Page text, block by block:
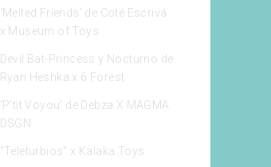
‘Melted Friends’ de Coté Escrivá
x Museum of Toys
Devil Bat-Princess y Nocturno de
Ryan Heshka x 6 Forest
‘P’tit Voyou’ de Debza X MAGMA
DSGN
“Teleturbios” x Kalaka Toys